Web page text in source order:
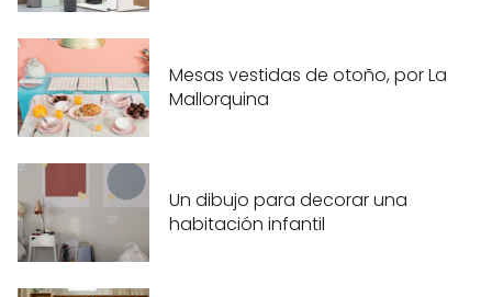
Mesas vestidas de otoño, por La
Mallorquina
Un dibujo para decorar una
habitación infantil